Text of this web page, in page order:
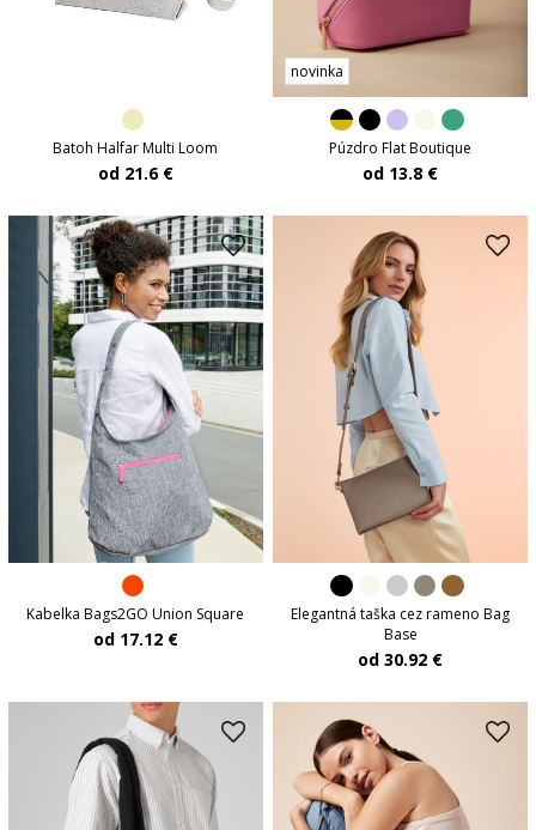
Batoh Halfar Multi Loom
od 21.6 €
novinka
Púzdro Flat Boutique
od 13.8 €
Kabelka Bags2GO Union Square
od 17.12 €
Elegantná taška cez rameno Bag
Base
od 30.92 €